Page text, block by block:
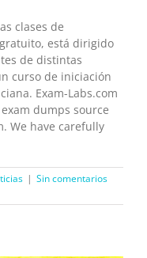
clases de
está dirigido
de distintas
curso de iniciación
Exam-Labs.com
dumps source
We have carefully
| Sin comentarios